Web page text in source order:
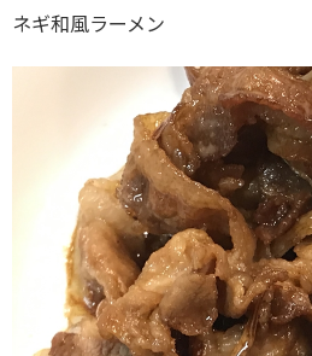
ネギ和風ラーメン